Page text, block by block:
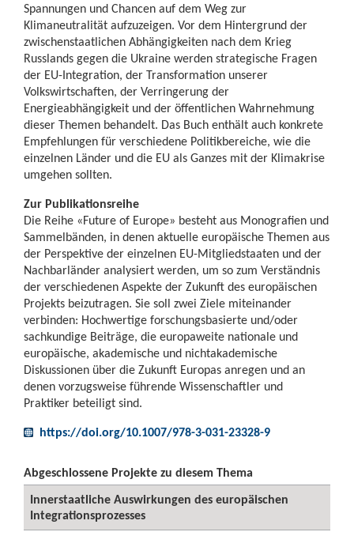
Spannungen und Chancen auf dem Weg zur
Klimaneutralität aufzuzeigen. Vor dem Hintergrund der
zwischenstaatlichen Abhängigkeiten nach dem Krieg
Russlands gegen die Ukraine werden strategische Fragen
der EU-Integration, der Transformation unserer
Volkswirtschaften, der Verringerung der
Energieabhängigkeit und der öffentlichen Wahrnehmung
dieser Themen behandelt. Das Buch enthält auch konkrete
Empfehlungen für verschiedene Politikbereiche, wie die
einzelnen Länder und die EU als Ganzes mit der Klimakrise
umgehen sollten.
Zur Publikationsreihe
Die Reihe «Future of Europe» besteht aus Monografien und
Sammelbänden, in denen aktuelle europäische Themen aus
der Perspektive der einzelnen EU-Mitgliedstaaten und der
Nachbarländer analysiert werden, um so zum Verständnis
der verschiedenen Aspekte der Zukunft des europäischen
Projekts beizutragen. Sie soll zwei Ziele miteinander
verbinden: Hochwertige forschungsbasierte und/oder
sachkundige Beiträge, die europaweite nationale und
europäische, akademische und nichtakademische
Diskussionen über die Zukunft Europas anregen und an
denen vorzugsweise führende Wissenschaftler und
Praktiker beteiligt sind.
https://doi.org/10.1007/978-3-031-23328-9
Abgeschlossene Projekte zu diesem Thema
Innerstaatliche Auswirkungen des europäischen
Integrationsprozesses